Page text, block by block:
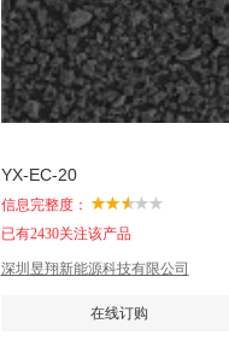
YX-EC-20
信息完整度：
已有2430关注该产品
深圳昱翔新能源科技有限公司
在线订购